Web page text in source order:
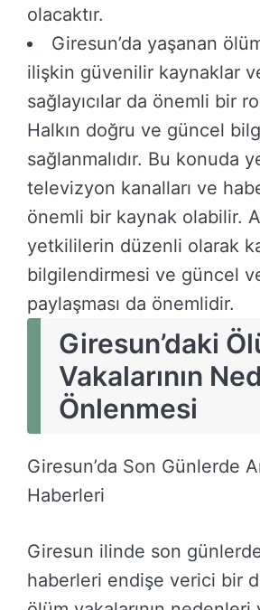
olacaktır.
Giresun’da yaşanan
ilişkin güvenilir kaynaklar
sağlayıcılar da önemli bir
Halkın doğru ve güncel
sağlanmalıdır. Bu konuda
televizyon kanalları ve
önemli bir kaynak olabilir.
yetkililerin düzenli olarak
bilgilendirmesi ve güncel
paylaşması da önemlidir.
Giresun’daki
Vakalarının
Önlenmesi
Giresun’da Son Günlerde
Haberleri
Giresun ilinde son
haberleri endişe verici bir